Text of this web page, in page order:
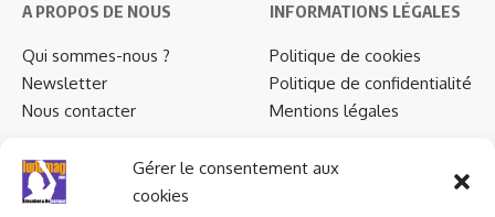
Gérer le consentement aux
cookies
A PROPOS DE NOUS
Qui sommes-nous ?
Newsletter
Nous contacter
Ludomag "Le Club"
INFORMATIONS LÉGALES
Politique de cookies
Politique de confidentialité
Mentions légales
LIENS UTILES